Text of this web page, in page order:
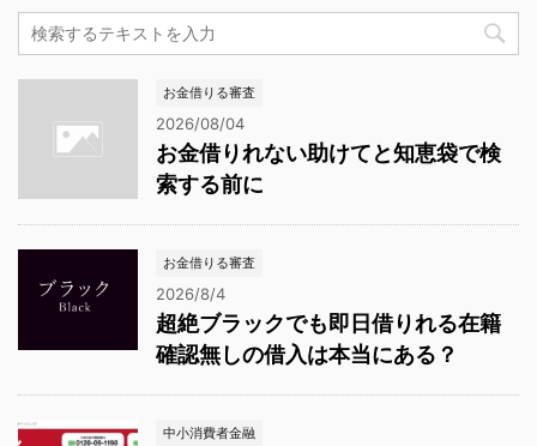
お金借りる審査
2026/08/04
お金借りれない助けてと知恵袋で検
索する前に
お金借りる審査
2026/8/4
超絶ブラックでも即日借りれる在籍
確認無しの借入は本当にある？
中小消費者金融